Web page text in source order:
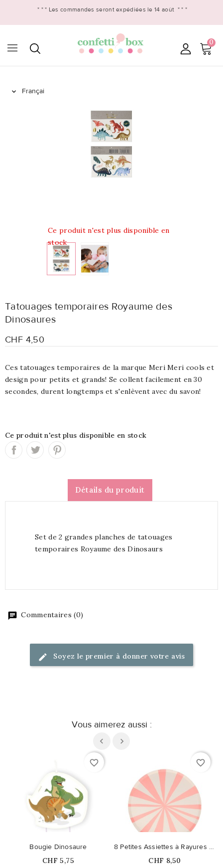
* * * Les commandes seront expédiées le 14 août * * *
0

Ce produit n'est plus disponible en
stock
Tatouages temporaires Royaume des
Dinosaures
CHF 4,50
Ces tatouages temporaires de la marque Meri Meri cools et
design pour petits et grands! Se collent facilement en 30
secondes, durent longtemps et s'enlèvent avec du savon!
Ce produit n'est plus disponible en stock
Détails du produit
Set de 2 grandes planches de tatouages
temporaires Royaume des Dinosaurs
Commentaires (0)
Soyez le premier à donner votre avis
Vous aimerez aussi :
favorite_border
Bougie Dinosaure
Prix
CHF 5,75
favorite_border
8 Petites Assiettes à Rayures Roses
Prix
CHF 8,50